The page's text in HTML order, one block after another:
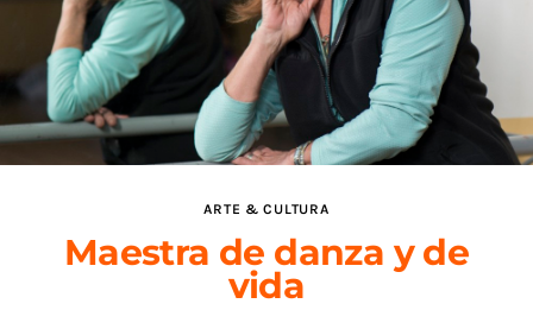
MÚSICA
DÓNDE IR
TENDENCIAS
ARTE & CULTURA
Maestra de danza y de
vida